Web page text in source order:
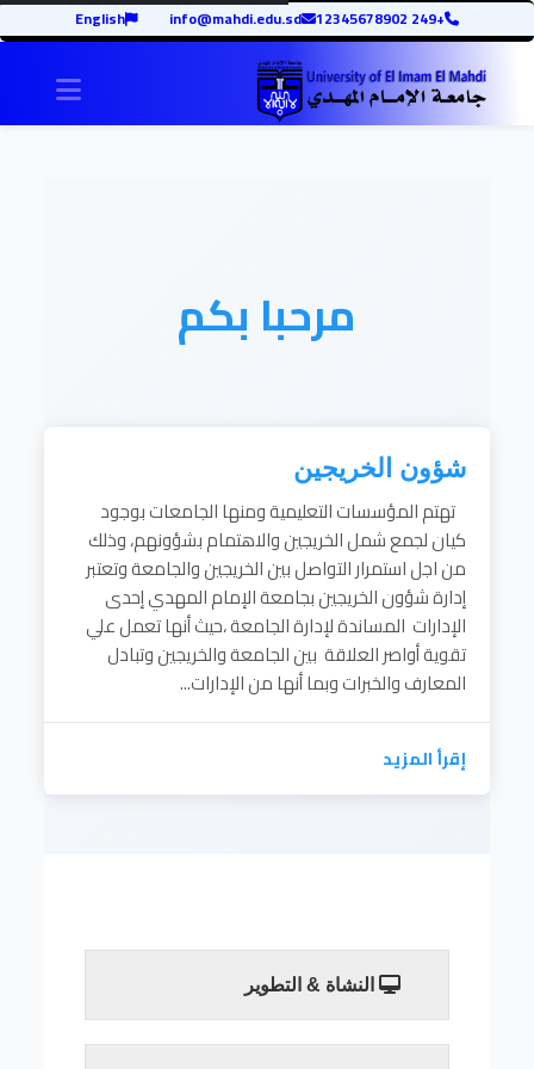
+249 12345678902
info@mahdi.edu.sd
English
مرحبا بكم
شؤون الخريجين
تهتم المؤسسات التعليمية ومنها الجامعات بوجود
كيان لجمع شمل الخريجين والاهتمام بشؤونهم، وذلك
من اجل استمرار التواصل بين الخريجين والجامعة وتعتبر
إدارة شؤون الخريجين بجامعة الإمام المهدي إحدى
الإدارات المساندة لإدارة الجامعة ،حيث أنها تعمل علي
تقوية أواصر العلاقة بين الجامعة والخريجين وتبادل
المعارف والخبرات وبما أنها من الإدارات...
إقرأ المزيد
النشاة & التطوير
تهتم المؤسسات التعليمية ومنها الجامعات
بوجود كيان لجمع شمل الخريجين والاهتمام